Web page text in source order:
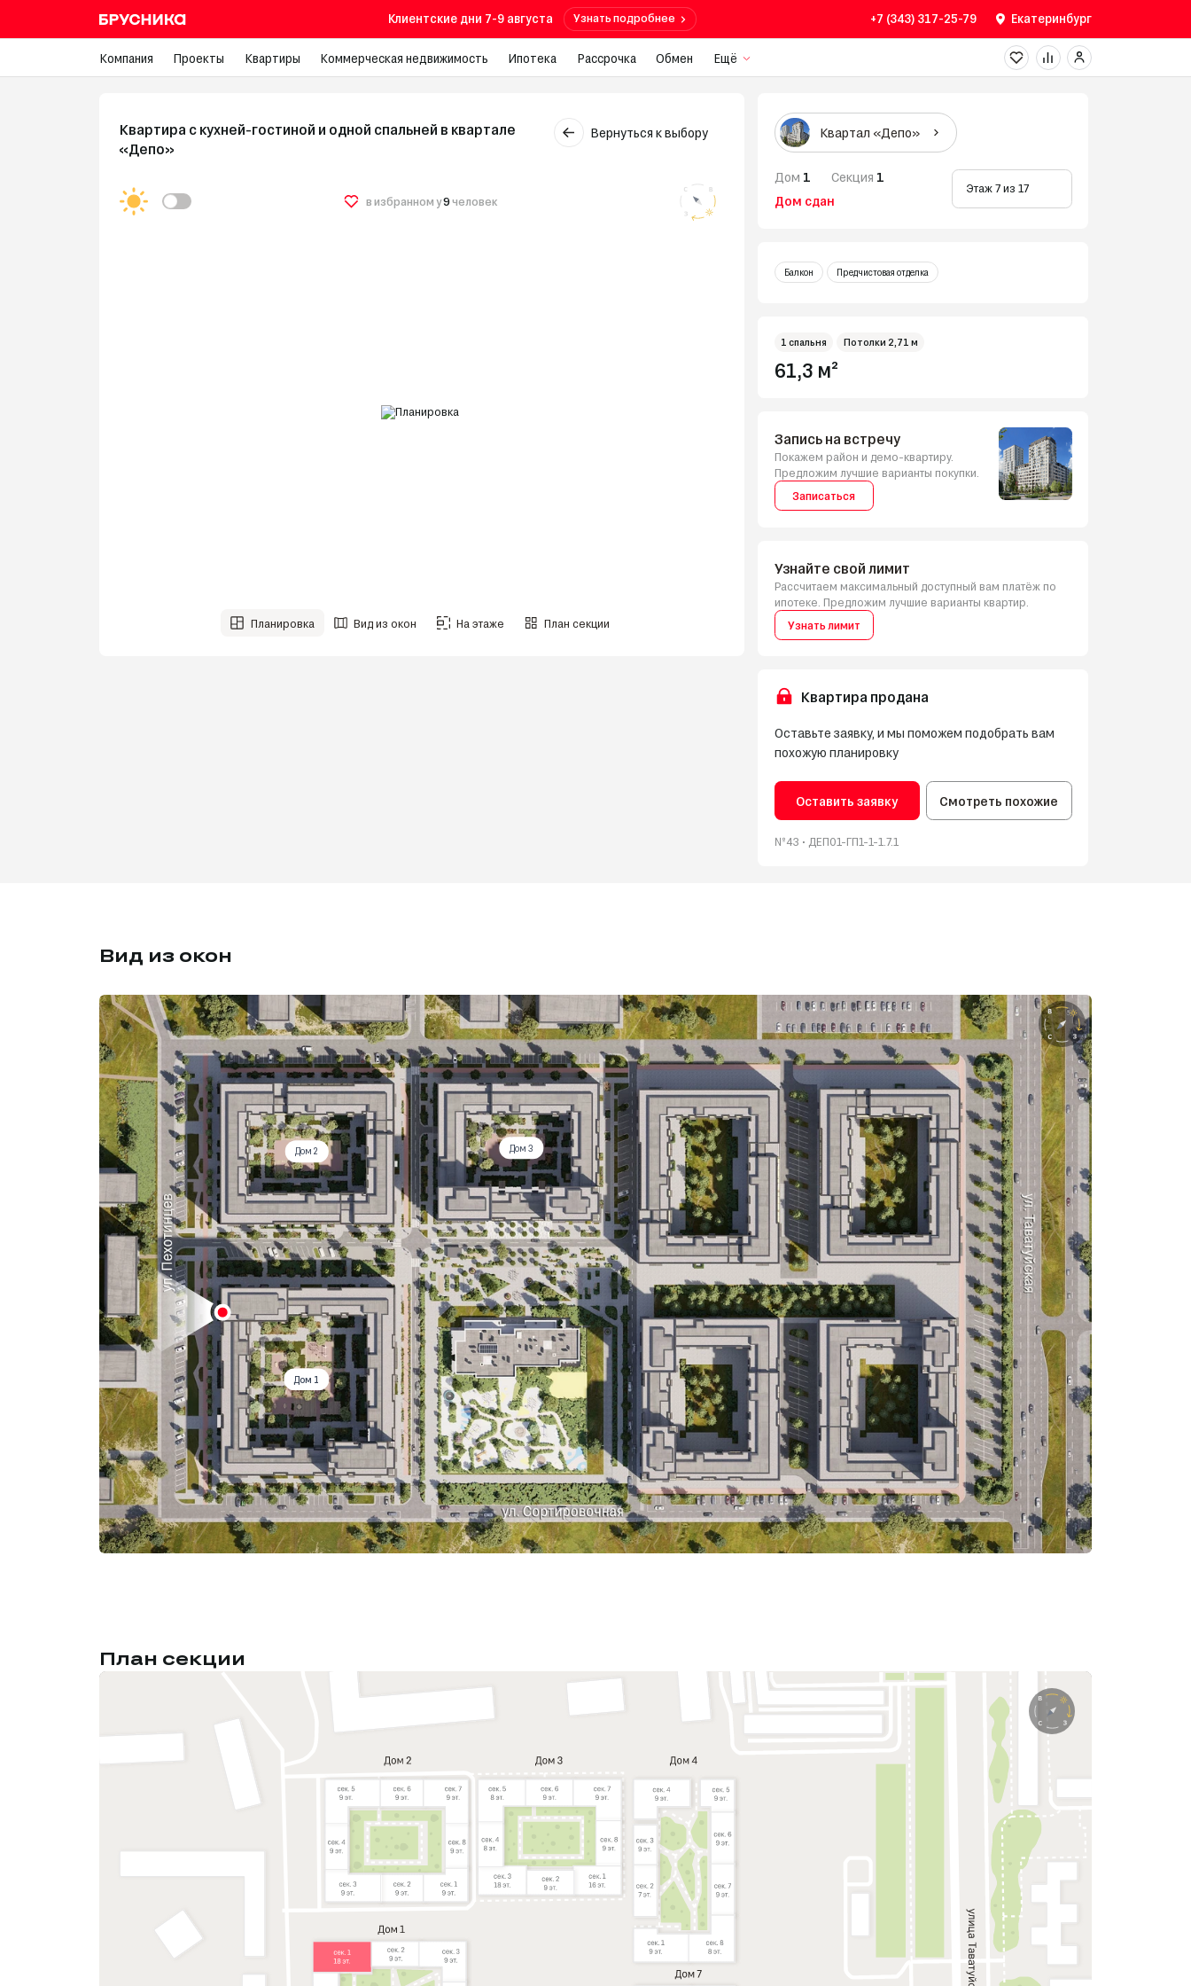
Клиентские дни 7-9 августа Узнать подробнее +7 (343) 317-25-79 Екатеринбург
Компания Проекты Квартиры Коммерческая недвижимость Ипотека Рассрочка Обмен Ещё
Квартира с кухней-гостиной и одной спальней в квартале
«Депо»
Вернуться к выбору
в избранном у9человек
Дом 1
Планировка Вид из окон На этаже План секции
Квартал «Депо»
Дом 1 Секция 1
Дом сдан
Этаж 7 из 17
Балкон Предчистовая отделка
1 спальня Потолки 2,71 м
61,3 м²
Запись на встречу
Покажем район и демо-квартиру.
Предложим лучшие варианты покупки.
Записаться
Узнайте свой лимит
Рассчитаем максимальный доступный вам платёж по
ипотеке. Предложим лучшие варианты квартир.
Узнать лимит
Квартира продана
Оставьте заявку, и мы поможем подобрать вам
похожую планировку
Оставить заявку Смотреть похожие
№43 • ‎ДЕП01-ГП1-1-1.7.1
Вид из окон
Дом 2 Дом 3
Дом 1
План секции